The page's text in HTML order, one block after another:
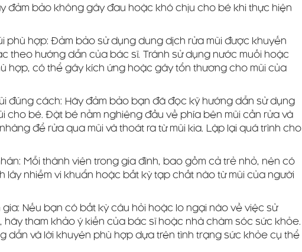
đảm bảo không gây đau hoặc khó chịu cho bé khi thực hiện
phù hợp: Đảm bảo sử dụng dung dịch rửa mũi được khuyến
theo hướng dẫn của bác sĩ. Tránh sử dụng nước muối hoặc
hợp, có thể gây kích ứng hoặc gây tổn thương cho mũi của
đúng cách: Hãy đảm bảo bạn đã đọc kỹ hướng dẫn sử dụng
cho bé. Đặt bé nằm nghiêng đầu về phía bên mũi cần rửa và
để rửa qua mũi và thoát ra từ mũi kia. Lặp lại quá trình cho
Mỗi thành viên trong gia đình, bao gồm cả trẻ nhỏ, nên có
lây nhiễm vi khuẩn hoặc bất kỳ tạp chất nào từ mũi của người
gia: Nếu bạn có bất kỳ câu hỏi hoặc lo ngại nào về việc sử
hãy tham khảo ý kiến của bác sĩ hoặc nhà chăm sóc sức khỏe.
dẫn và lời khuyên phù hợp dựa trên tình trạng sức khỏe cụ thể